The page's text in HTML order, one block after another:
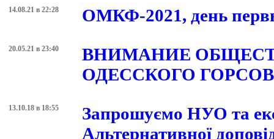
14.08.21 в 22:28 ОМКФ-2021, день
20.05.21 в 23:40
ВНИМАНИЕ
ОДЕССКОГО
13.10.18 в 18:55
Запрошуємо НУО та
Альтернативної